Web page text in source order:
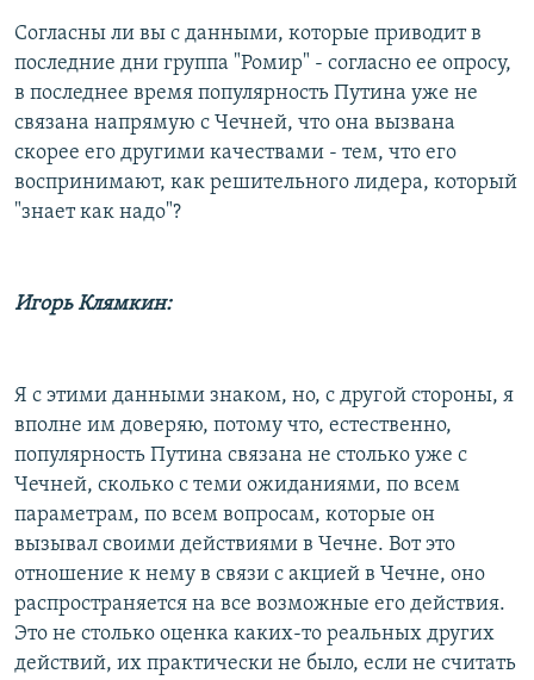
Согласны ли вы с данными, которые приводит в
последние дни группа "Ромир" - согласно ее опросу,
в последнее время популярность Путина уже не
связана напрямую с Чечней, что она вызвана
скорее его другими качествами - тем, что его
воспринимают, как решительного лидера, который
"знает как надо"?
Игорь Клямкин:
Я с этими данными знаком, но, с другой стороны, я
вполне им доверяю, потому что, естественно,
популярность Путина связана не столько уже с
Чечней, сколько с теми ожиданиями, по всем
параметрам, по всем вопросам, которые он
вызывал своими действиями в Чечне. Вот это
отношение к нему в связи с акцией в Чечне, оно
распространяется на все возможные его действия.
Это не столько оценка каких-то реальных других
действий, их практически не было, если не считать